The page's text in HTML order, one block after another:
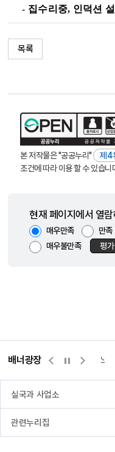
- 집수리중, 인덕션
목록
본 저작물은 "공공누리"
제4
조건에 따라 이용 할 수 있습니
현재 페이지에서 열
매우만족 만족
매우불만족
평가
배너광장
량바로처리센터 위택스
실국과 사업소
관련누리집